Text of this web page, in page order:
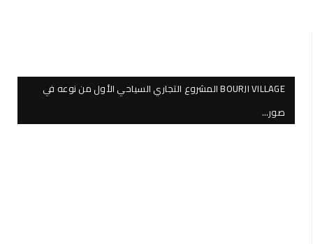
BOURJI VILLAGE المشروع التجاري السياحي الأول من نوعه في
صور…